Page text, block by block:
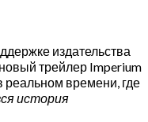
издательства
трейлер Imperium
реальном времени, где
история